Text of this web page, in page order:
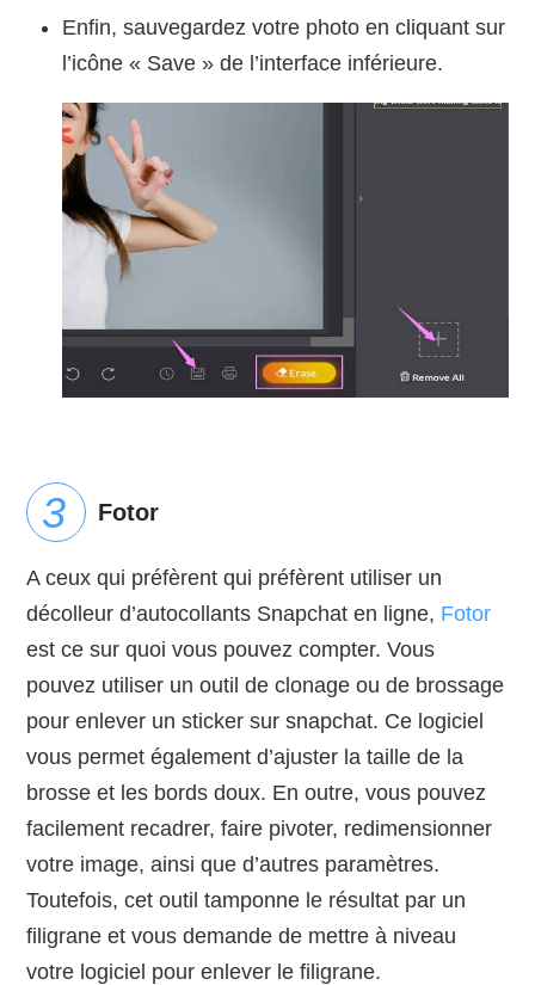
Enfin, sauvegardez votre photo en cliquant sur
l’icône « Save » de l’interface inférieure.
Fotor
A ceux qui préfèrent qui préfèrent utiliser un
décolleur d’autocollants Snapchat en ligne, Fotor
est ce sur quoi vous pouvez compter. Vous
pouvez utiliser un outil de clonage ou de brossage
pour enlever un sticker sur snapchat. Ce logiciel
vous permet également d’ajuster la taille de la
brosse et les bords doux. En outre, vous pouvez
facilement recadrer, faire pivoter, redimensionner
votre image, ainsi que d’autres paramètres.
Toutefois, cet outil tamponne le résultat par un
filigrane et vous demande de mettre à niveau
votre logiciel pour enlever le filigrane.